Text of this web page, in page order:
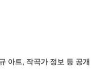
아트, 작곡가 정보 등 공개